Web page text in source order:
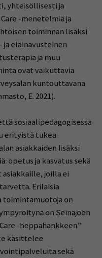
yhteisöllisesti ja
-menetelmiä ja
toiminnan lisäksi
eläinavusteinen
ja muu
ovat vaikuttavia
kuntouttavana
E. 2021).
sosiaalipedagogisessa
erityistä tukea
asiakkaiden lisäksi
opetus ja kasvatus sekä
joilla ei
Erilaisia
toimintamuotoja on
on Seinäjoen
-heppahankkeen”
käsittelee
sekä